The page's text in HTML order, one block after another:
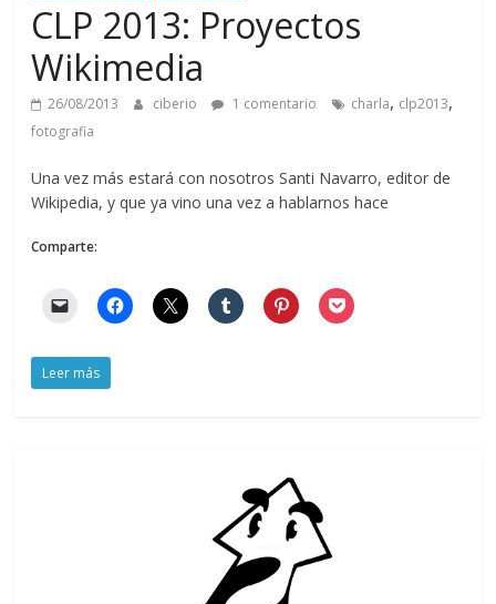
CLP 2013: Proyectos
Wikimedia
26/08/2013 ciberio 1 comentario charla, clp2013,
fotografia
Una vez más estará con nosotros Santi Navarro, editor de
Wikipedia, y que ya vino una vez a hablarnos hace
Comparte:
Leer más